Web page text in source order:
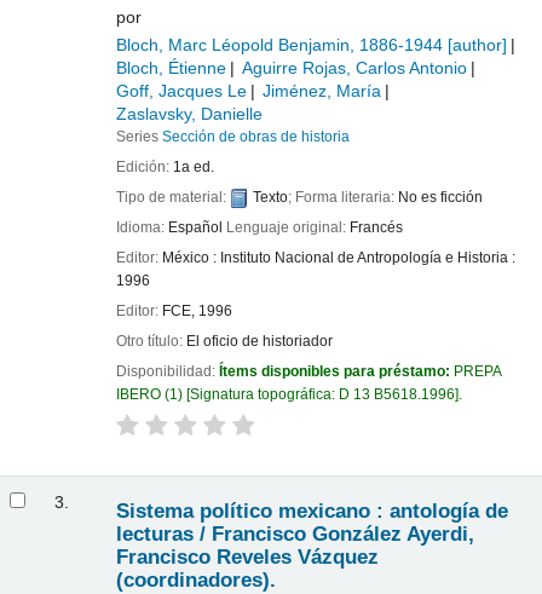
por
Bloch, Marc Léopold Benjamin , 1886-1944[author]
Bloch, Étienne
Aguirre Rojas, Carlos Antonio
Goff, Jacques Le
Jiménez, María
Zaslavsky, Danielle
Series Sección de obras de historia
Edición: 1a ed.
Tipo de material:
Texto; Forma literaria: No es ficción
Idioma: Español Lenguaje original: Francés
Editor: México : Instituto Nacional de Antropología e Historia :
1996
Editor: FCE, 1996
Otro título: El oficio de historiador
Disponibilidad: Ítems disponibles para préstamo: PREPA
IBERO(1) Signatura topográfica: D 13 B5618.1996 .
3.
Sistema político mexicano : antología de
lecturas / Francisco González Ayerdi,
Francisco Reveles Vázquez
(coordinadores).